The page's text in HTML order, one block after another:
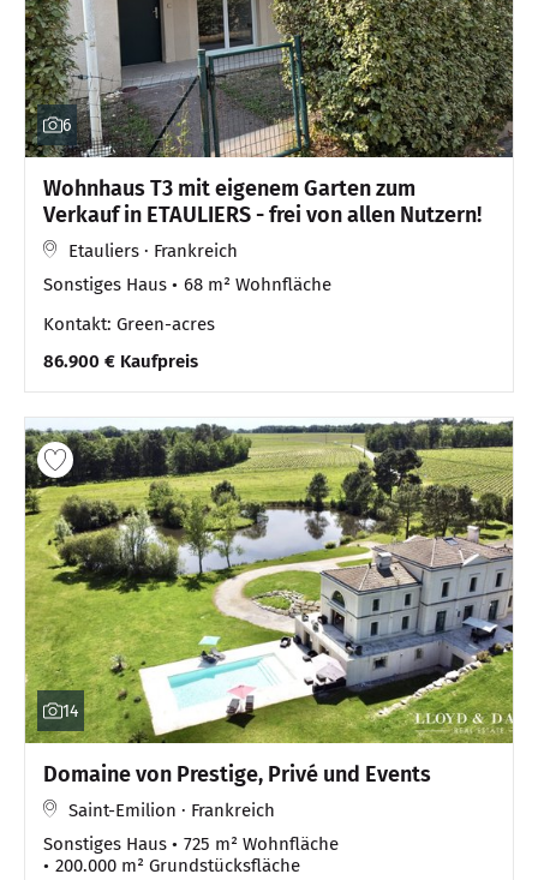
6
Wohnhaus T3 mit eigenem Garten zum
Verkauf in ETAULIERS - frei von allen Nutzern!
Etauliers · Frankreich
Sonstiges Haus
68 m² Wohnfläche
Kontakt: Green-acres
86.900 € Kaufpreis
14
Domaine von Prestige, Privé und Events
Saint-Emilion · Frankreich
Sonstiges Haus
725 m² Wohnfläche
200.000 m² Grundstücksfläche